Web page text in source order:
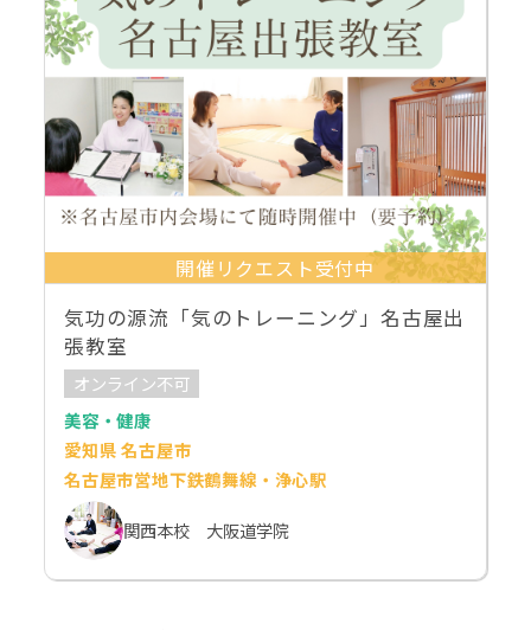
開催リクエスト受付中
気功の源流「気のトレーニング」名古屋出
張教室
オンライン不可
美容・健康
愛知県 名古屋市
名古屋市営地下鉄鶴舞線・浄心駅
関西本校 大阪道学院